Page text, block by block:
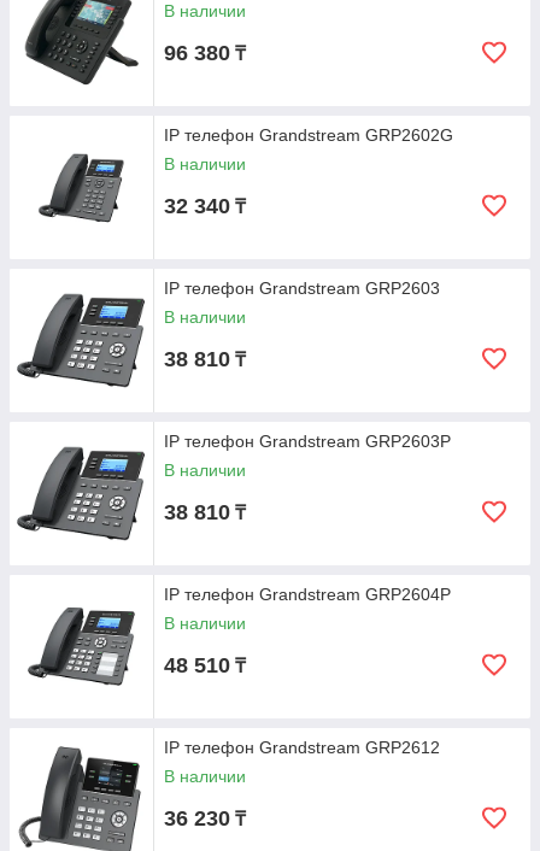
В наличии
96 380 ₸
IP телефон Grandstream GRP2602G
В наличии
32 340 ₸
IP телефон Grandstream GRP2603
В наличии
38 810 ₸
IP телефон Grandstream GRP2603P
В наличии
38 810 ₸
IP телефон Grandstream GRP2604P
В наличии
48 510 ₸
IP телефон Grandstream GRP2612
В наличии
36 230 ₸